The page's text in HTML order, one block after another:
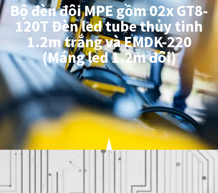
Bộ đèn đôi MPE gồm 02x GT8-
120T Đèn led tube thủy tinh
1.2m trắng và EMDK-220
(Máng led 1.2m đôi)